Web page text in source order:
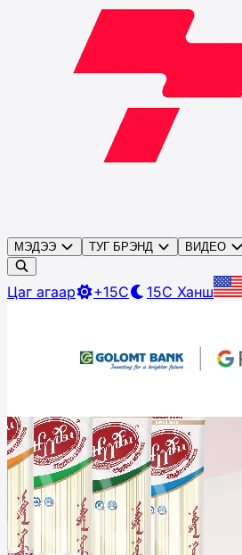
МЭДЭЭ ТУГ БРЭНД ВИДЕО
Цаг агаар +15C 15C Ханш